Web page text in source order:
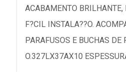
ACABAMENTO BRILHANTE,
F?CIL INSTALA??O.
PARAFUSOS E BUCHAS DE
O.327LX37AX10